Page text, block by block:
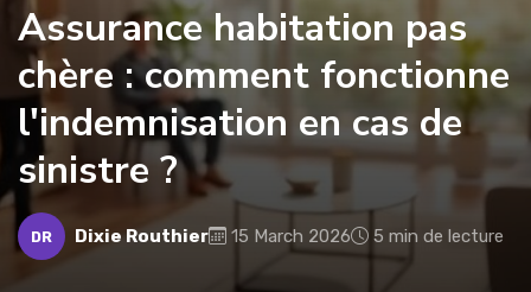
Assurance habitation pas
chère : comment fonctionne
l'indemnisation en cas de
sinistre ?
DR Dixie Routhier 15 March 2026 5 min de lecture